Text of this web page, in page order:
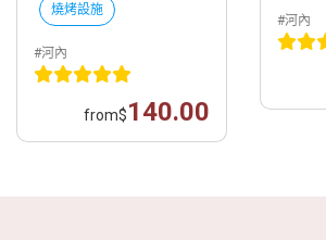
燒烤設施
#河內
from$140.00
#河內